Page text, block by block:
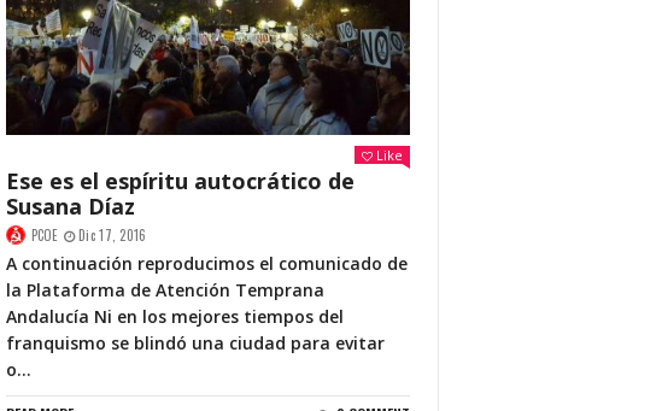
Like
Ese es el espíritu autocrático de
Susana Díaz
PCOE Dic 17, 2016
A continuación reproducimos el comunicado de
la Plataforma de Atención Temprana
Andalucía Ni en los mejores tiempos del
franquismo se blindó una ciudad para evitar
o...